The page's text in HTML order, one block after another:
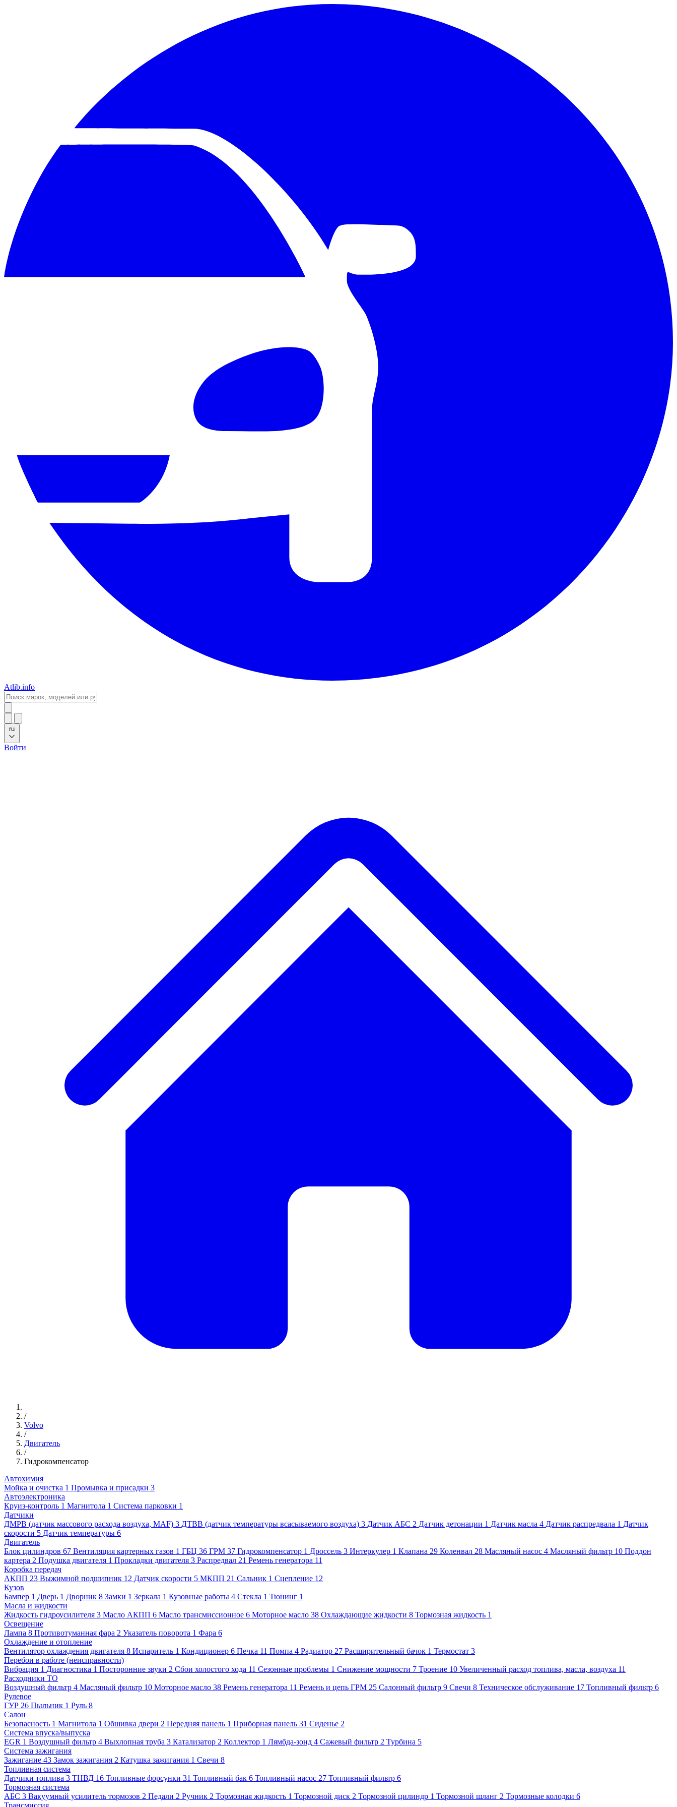
Atlib.info
ru
Войти
/
Volvo
/
Двигатель
/
Гидрокомпенсатор
Автохимия
Мойка и очистка 1 Промывка и присадки 3
Автоэлектроника
Круиз-контроль 1 Магнитола 1 Система парковки 1
Датчики
ДМРВ (датчик массового расхода воздуха, MAF) 3 ДТВВ (датчик температуры всасываемого воздуха) 3 Датчик АБС 2 Датчик детонации 1 Датчик масла 4 Датчик распредвала 1 Датчик
скорости 5 Датчик температуры 6
Двигатель
Блок цилиндров 67 Вентиляция картерных газов 1 ГБЦ 36 ГРМ 37 Гидрокомпенсатор 1 Дроссель 3 Интеркулер 1 Клапана 29 Коленвал 28 Масляный насос 4 Масляный фильтр 10 Поддон
картера 2 Подушка двигателя 1 Прокладки двигателя 3 Распредвал 21 Ремень генератора 11
Коробка передач
АКПП 23 Выжимной подшипник 12 Датчик скорости 5 МКПП 21 Сальник 1 Сцепление 12
Кузов
Бампер 1 Дверь 1 Дворник 8 Замки 1 Зеркала 1 Кузовные работы 4 Стекла 1 Тюнинг 1
Масла и жидкости
Жидкость гидроусилителя 3 Масло АКПП 6 Масло трансмиссионное 6 Моторное масло 38 Охлаждающие жидкости 8 Тормозная жидкость 1
Освещение
Лампа 8 Противотуманная фара 2 Указатель поворота 1 Фара 6
Охлаждение и отопление
Вентилятор охлаждения двигателя 8 Испаритель 1 Кондиционер 6 Печка 11 Помпа 4 Радиатор 27 Расширительный бачок 1 Термостат 3
Перебои в работе (неисправности)
Вибрация 1 Диагностика 1 Посторонние звуки 2 Сбои холостого хода 11 Сезонные проблемы 1 Снижение мощности 7 Троение 10 Увеличенный расход топлива, масла, воздуха 11
Расходники ТО
Воздушный фильтр 4 Масляный фильтр 10 Моторное масло 38 Ремень генератора 11 Ремень и цепь ГРМ 25 Салонный фильтр 9 Свечи 8 Техническое обслуживание 17 Топливный фильтр 6
Рулевое
ГУР 26 Пыльник 1 Руль 8
Салон
Безопасность 1 Магнитола 1 Обшивка двери 2 Передняя панель 1 Приборная панель 31 Сиденье 2
Система впуска/выпуска
EGR 1 Воздушный фильтр 4 Выхлопная труба 3 Катализатор 2 Коллектор 1 Лямбда-зонд 4 Сажевый фильтр 2 Турбина 5
Система зажигания
Зажигание 43 Замок зажигания 2 Катушка зажигания 1 Свечи 8
Топливная система
Датчики топлива 3 ТНВД 16 Топливные форсунки 31 Топливный бак 6 Топливный насос 27 Топливный фильтр 6
Тормозная система
АБС 3 Вакуумный усилитель тормозов 2 Педали 2 Ручник 2 Тормозная жидкость 1 Тормозной диск 2 Тормозной цилиндр 1 Тормозной шланг 2 Тормозные колодки 6
Трансмиссия